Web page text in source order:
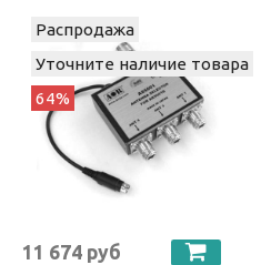
Распродажа
Уточните наличие товара
64%
11 674 руб